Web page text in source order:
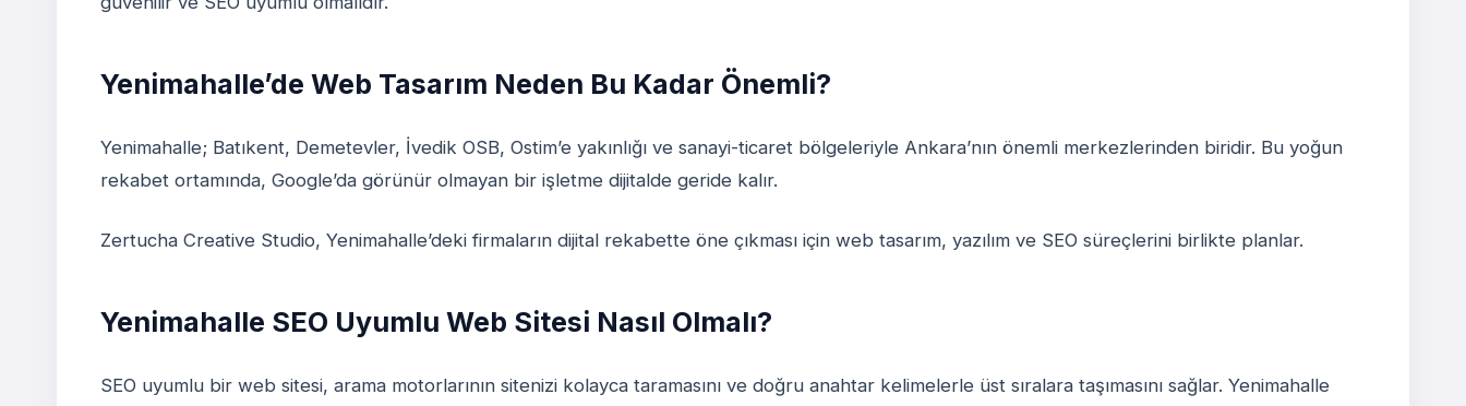
Yenimahalle’de Web Tasarım Neden Bu Kadar Önemli?
Yenimahalle; Batıkent, Demetevler, İvedik OSB, Ostim’e yakınlığı ve sanayi-ticaret bölgeleriyle Ankara’nın önemli merkezlerinden biridir. Bu yoğun
rekabet ortamında, Google’da görünür olmayan bir işletme dijitalde geride kalır.
Zertucha Creative Studio, Yenimahalle’deki firmaların dijital rekabette öne çıkması için web tasarım, yazılım ve SEO süreçlerini birlikte planlar.
Yenimahalle SEO Uyumlu Web Sitesi Nasıl Olmalı?
SEO uyumlu bir web sitesi, arama motorlarının sitenizi kolayca taramasını ve doğru anahtar kelimelerle üst sıralara taşımasını sağlar. Yenimahalle